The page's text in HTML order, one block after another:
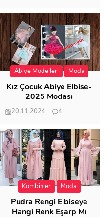
Abiye Modelleri Moda
Kız Çocuk Abiye Elbise-
2025 Modası
20.11.2024
4
Kombinler Moda
Pudra Rengi Elbiseye
Hangi Renk Eşarp Mı